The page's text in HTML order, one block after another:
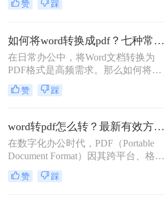
的跨平台一致性、不易编辑的特性和
首选。而Microsoft Word则是我们创作
和编辑文档最常用的工具。因此，掌
握如何将Word文档完美地转换为
PDF，是每个现代办公人士和学生的
必备技能。
赞 踩
如何将word转换成pdf？七种常用方法深度解析！
在日常办公中，将Word文档转换为
PDF格式是高频需求。那么如何将
word转换成pdf呢？本文综合七种主流
转换方式，助您根据实际需求选择最
赞 踩
word转pdf怎么转？最新有效方法全解析！
在数字化办公时代，PDF（Portable
Document Format）因其跨平台、格式
固定、不易被编辑的特性，已成为文
档分发、归档和打印的首选格式。而
赞 踩